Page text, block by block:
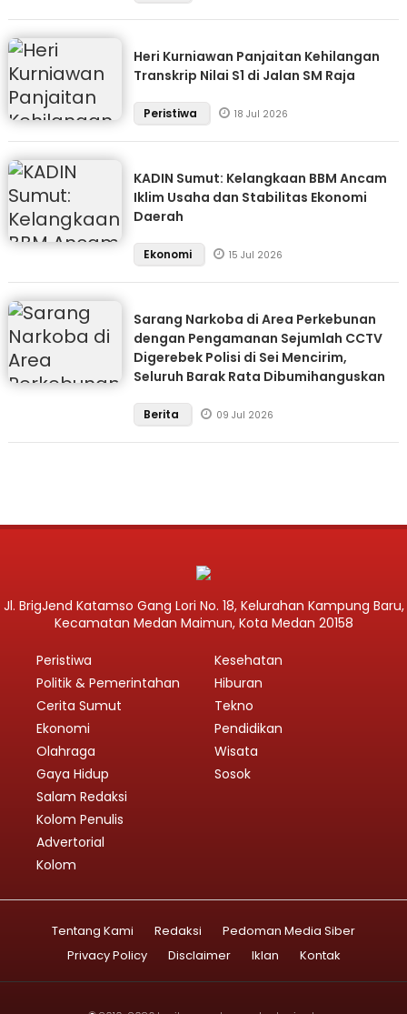
Heri Kurniawan Panjaitan Kehilangan
Transkrip Nilai S1 di Jalan SM Raja
Peristiwa 18 Jul 2026
KADIN Sumut: Kelangkaan BBM Ancam
Iklim Usaha dan Stabilitas Ekonomi
Daerah
Ekonomi 15 Jul 2026
Sarang Narkoba di Area Perkebunan
dengan Pengamanan Sejumlah CCTV
Digerebek Polisi di Sei Mencirim,
Seluruh Barak Rata Dibumihanguskan
Berita 09 Jul 2026
Jl. BrigJend Katamso Gang Lori No. 18, Kelurahan Kampung Baru,
Kecamatan Medan Maimun, Kota Medan 20158
Peristiwa
Politik & Pemerintahan
Cerita Sumut
Ekonomi
Olahraga
Gaya Hidup
Kesehatan
Hiburan
Tekno
Pendidikan
Wisata
Sosok
Salam Redaksi
Kolom Penulis
Advertorial
Kolom
Tentang Kami Redaksi
Pedoman Media Siber
Privacy Policy
Disclaimer Iklan Kontak